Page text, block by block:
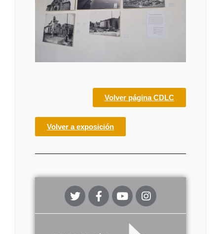
Volver página CDLC
Volver a exposición